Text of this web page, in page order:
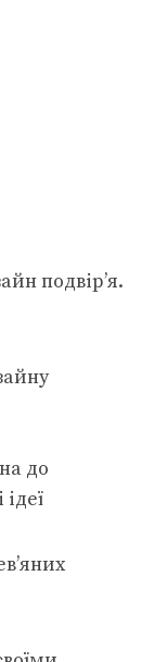
подвір’я.
до